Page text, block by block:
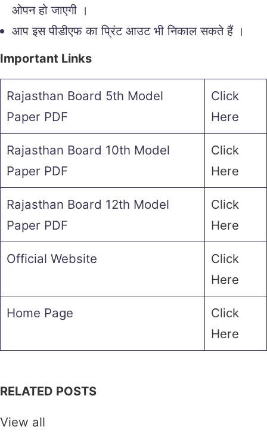
ओपन हो जाएगी ।
आप इस पीडीएफ का प्रिंट आउट भी निकाल सकते हैं ।
Important Links
Rajasthan Board 5th Model
Paper PDF
Click
Here
Rajasthan Board 10th Model
Paper PDF
Click
Here
Rajasthan Board 12th Model
Paper PDF
Click
Here
Official Website
Click
Here
Home Page
Click
Here
RELATED POSTS
View all